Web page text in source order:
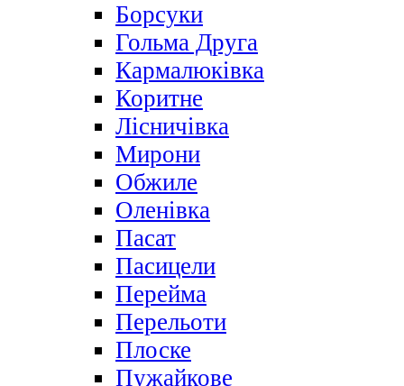
Борсуки
Гольма Друга
Кармалюківка
Коритне
Лісничівка
Мирони
Обжиле
Оленівка
Пасат
Пасицели
Перейма
Перельоти
Плоске
Пужайкове